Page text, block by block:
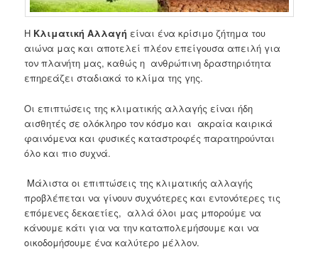
Η Κλιματική Αλλαγή είναι ένα κρίσιμο ζήτημα του
αιώνα μας και αποτελεί πλέον επείγουσα απειλή για
τον πλανήτη μας, καθώς η ανθρώπινη δραστηριότητα
επηρεάζει σταδιακά το κλίμα της γης.
Οι επιπτώσεις της κλιματικής αλλαγής είναι ήδη
αισθητές σε ολόκληρο τον κόσμο και ακραία καιρικά
φαινόμενα και φυσικές καταστροφές παρατηρούνται
όλο και πιο συχνά.
Μάλιστα οι επιπτώσεις της κλιματικής αλλαγής
προβλέπεται να γίνουν συχνότερες και εντονότερες τις
επόμενες δεκαετίες, αλλά όλοι μας μπορούμε να
κάνουμε κάτι για να την καταπολεμήσουμε και να
οικοδομήσουμε ένα καλύτερο μέλλον.